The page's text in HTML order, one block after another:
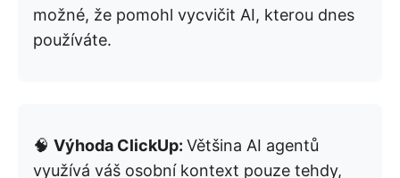
možné, že pomohl vycvičit AI, kterou dnes
používáte.
🧠 Výhoda ClickUp: Většina AI agentů
využívá váš osobní kontext pouze tehdy,